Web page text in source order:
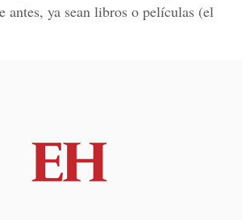
antes, ya sean libros o películas (el